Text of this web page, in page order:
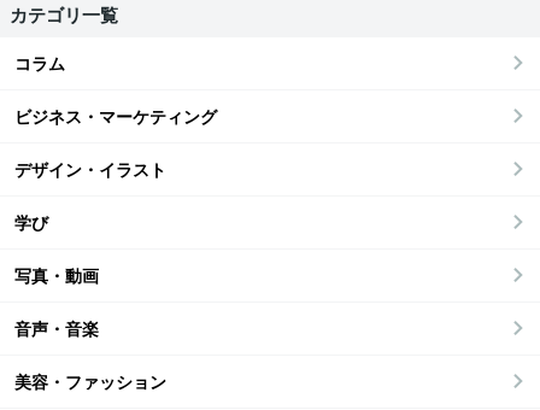
カテゴリ一覧
コラム
ビジネス・マーケティング
デザイン・イラスト
学び
写真・動画
音声・音楽
美容・ファッション